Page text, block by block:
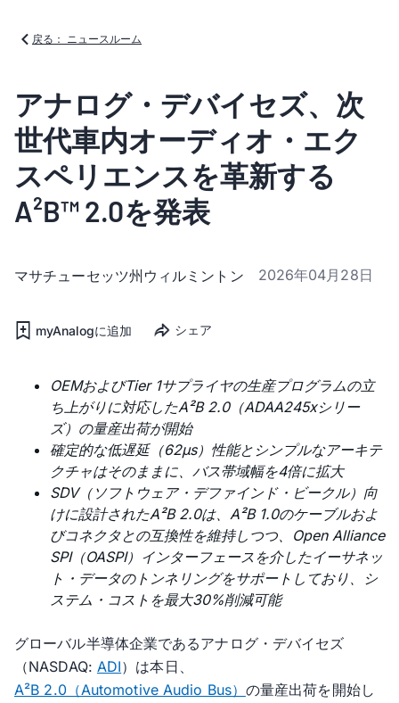
戻る： ニュースルーム
アナログ・デバイセズ、次
世代車内オーディオ・エク
スペリエンスを革新する
A²B™ 2.0を発表
マサチューセッツ州ウィルミントン 2026年04月28日
myAnalogに追加 シェア
OEMおよびTier 1サプライヤの生産プログラムの立
ち上がりに対応したA²B 2.0（ADAA245xシリー
ズ）の量産出荷が開始
確定的な低遅延（62µs）性能とシンプルなアーキテ
クチャはそのままに、バス帯域幅を4倍に拡大
SDV（ソフトウェア・デファインド・ビークル）向
けに設計されたA²B 2.0は、A²B 1.0のケーブルおよ
びコネクタとの互換性を維持しつつ、Open Alliance
SPI（OASPI）インターフェースを介したイーサネッ
ト・データのトンネリングをサポートしており、シ
ステム・コストを最大30%削減可能
グローバル半導体企業であるアナログ・デバイセズ
（NASDAQ: ADI）は本日、
A²B 2.0（Automotive Audio Bus） の量産出荷を開始し